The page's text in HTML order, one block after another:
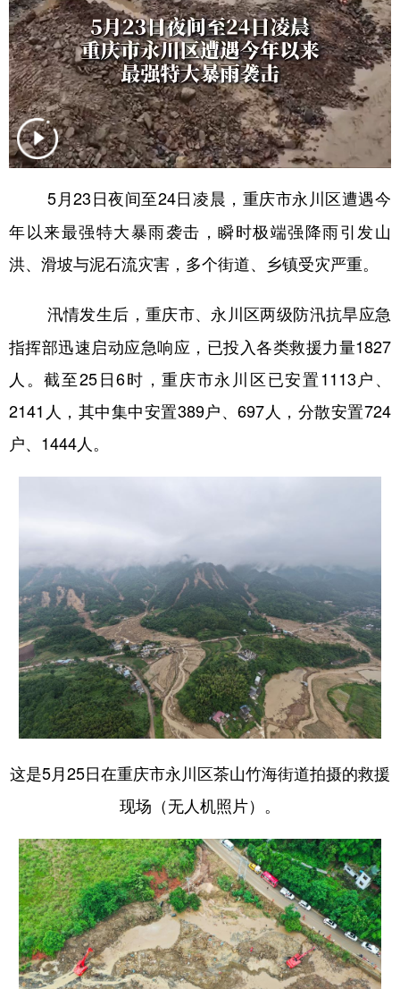
5月23日夜间至24日凌晨，重庆市永川区遭遇今
年以来最强特大暴雨袭击，瞬时极端强降雨引发山
洪、滑坡与泥石流灾害，多个街道、乡镇受灾严重。
汛情发生后，重庆市、永川区两级防汛抗旱应急
指挥部迅速启动应急响应，已投入各类救援力量1827
人。截至25日6时，重庆市永川区已安置1113户、
2141人，其中集中安置389户、697人，分散安置724
户、1444人。
这是5月25日在重庆市永川区茶山竹海街道拍摄的救援
现场（无人机照片）。